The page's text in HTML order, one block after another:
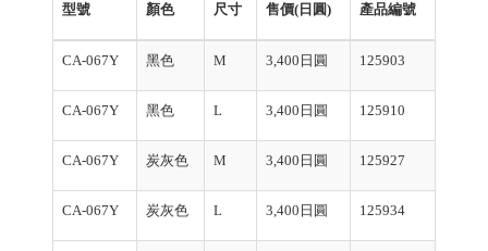
型號 顏色 尺寸 售價(日圓) 產品編號
CA-067Y 黑色 M 3,400日圓 125903
CA-067Y 黑色 L 3,400日圓 125910
CA-067Y 炭灰色 M 3,400日圓 125927
CA-067Y 炭灰色 L 3,400日圓 125934